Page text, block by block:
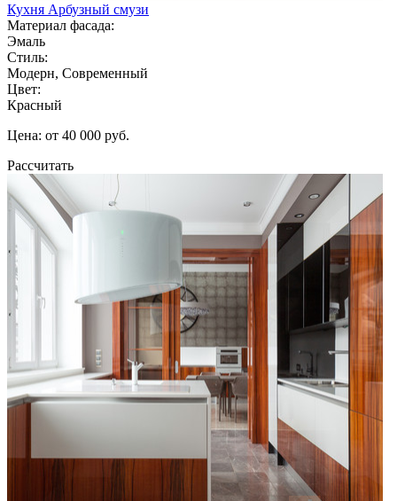
Кухня Арбузный смузи
Материал фасада:
Эмаль
Стиль:
Модерн, Современный
Цвет:
Красный
Цена: от 40 000 руб.
Рассчитать